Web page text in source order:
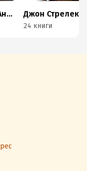
Конкордия Антарова Джон Стрелеки
24 книги